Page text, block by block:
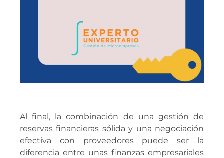
Al final, la combinación de una gestión de
reservas financieras sólida y una negociación
efectiva con proveedores puede ser la
diferencia entre unas finanzas empresariales